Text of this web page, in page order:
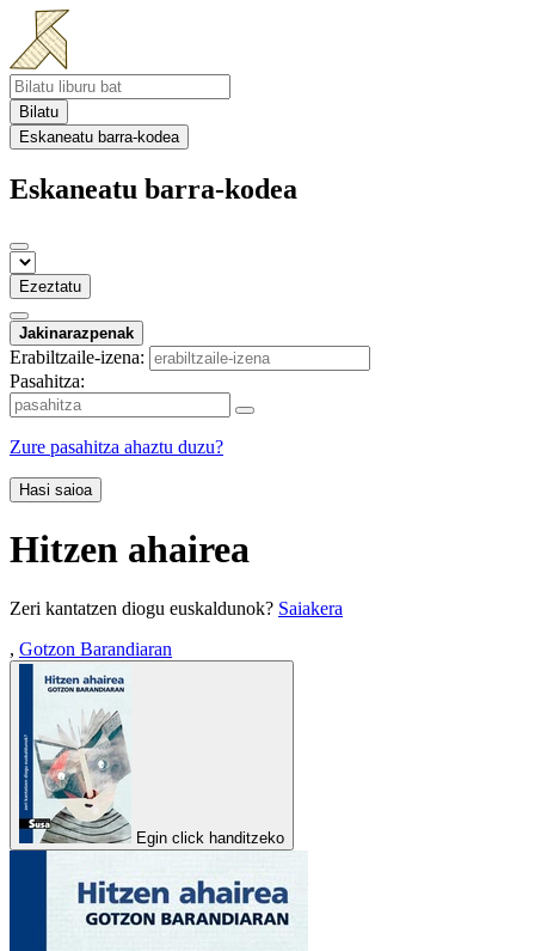
Bilatu
Eskaneatu barra-kodea
Eskaneatu barra-kodea
Ezeztatu
Jakinarazpenak
Erabiltzaile-izena:
Pasahitza:
Zure pasahitza ahaztu duzu?
Hasi saioa
Hitzen ahairea
Zeri kantatzen diogu euskaldunok? Saiakera
, Gotzon Barandiaran
Egin click handitzeko